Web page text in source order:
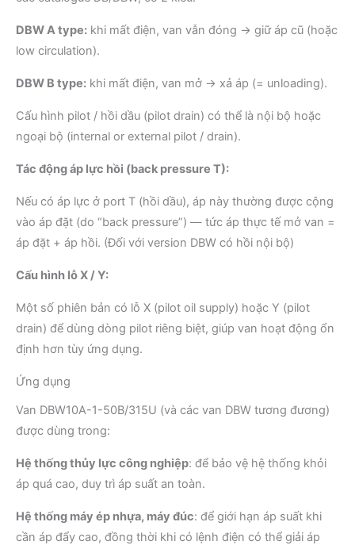
DBW A type: khi mất điện, van vẫn đóng → giữ áp cũ (hoặc
low circulation).
DBW B type: khi mất điện, van mở → xả áp (= unloading).
Cấu hình pilot / hồi dầu (pilot drain) có thể là nội bộ hoặc
ngoại bộ (internal or external pilot / drain).
Tác động áp lực hồi (back pressure T):
Nếu có áp lực ở port T (hồi dầu), áp này thường được cộng
vào áp đặt (do “back pressure”) — tức áp thực tế mở van =
áp đặt + áp hồi. (Đối với version DBW có hồi nội bộ)
Cấu hình lỗ X / Y:
Một số phiên bản có lỗ X (pilot oil supply) hoặc Y (pilot
drain) để dùng dòng pilot riêng biệt, giúp van hoạt động ổn
định hơn tùy ứng dụng.
Ứng dụng
Van DBW10A-1-50B/315U (và các van DBW tương đương)
được dùng trong:
Hệ thống thủy lực công nghiệp: để bảo vệ hệ thống khỏi
áp quá cao, duy trì áp suất an toàn.
Hệ thống máy ép nhựa, máy đúc: để giới hạn áp suất khi
cần áp đẩy cao, đồng thời khi có lệnh điện có thể giải áp